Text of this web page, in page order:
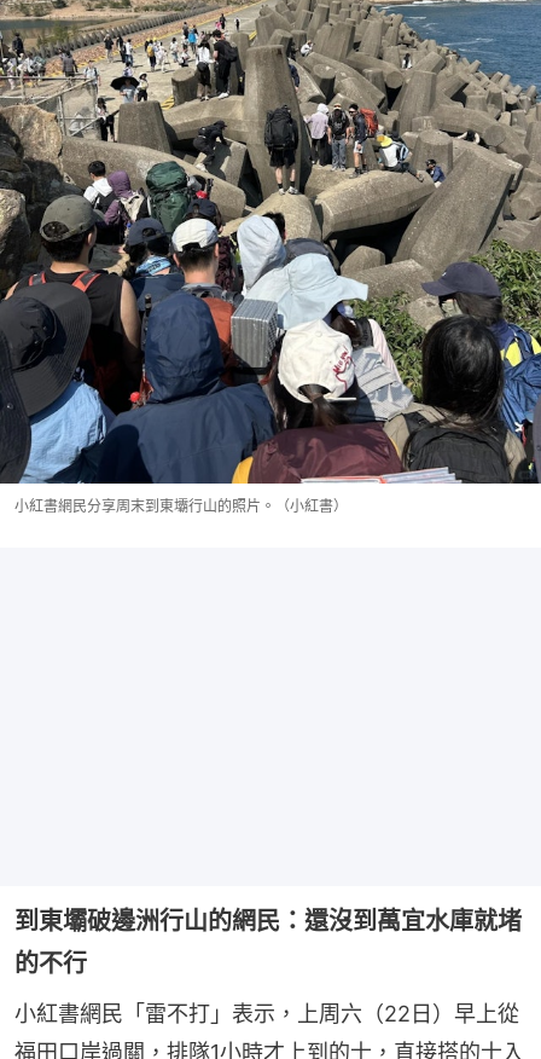
小紅書網民分享周末到東壩行山的照片。（小紅書）
到東壩破邊洲行山的網民：還沒到萬宜水庫就堵
的不行
小紅書網民「雷不打」表示，上周六（22日）早上從
福田口岸過關，排隊1小時才上到的士，直接搭的士入